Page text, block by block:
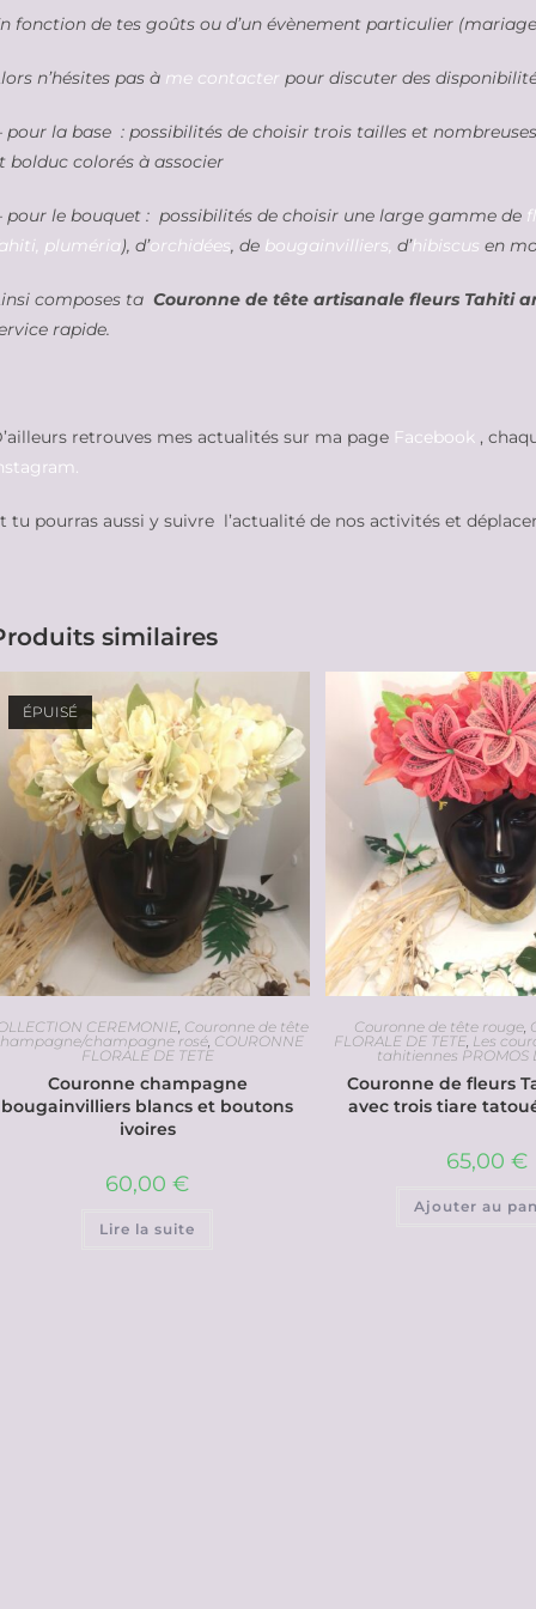
fonction de tes goûts ou d’un évènement particulier
n’hésites pas à me contacter pour discuter des
pour la base : possibilités de choisir trois tailles et
bolduc colorés à associer
pour le bouquet : possibilités de choisir une large gamme de
pluméria), d’orchidées, de bougainvilliers, d’hibiscus en
composes ta Couronne de tête artisanale fleurs Tahiti
rapide.
retrouves mes actualités sur ma page Facebook ,
tu pourras aussi y suivre l’actualité de nos activités et
similaires
ÉPUISÉ
CEREMONIE, Couronne de tête
champagne rosé, COURONNE
FLORALE DE TETE
Couronne champagne
bougainvilliers blancs et boutons
ivoires
60,00€
Lire la suite
Couronne de tête rouge,
FLORALE DE TETE, Les
tahitiennes PROMOS
Couronne de fleurs
avec trois tiare
65,00€
Ajouter au